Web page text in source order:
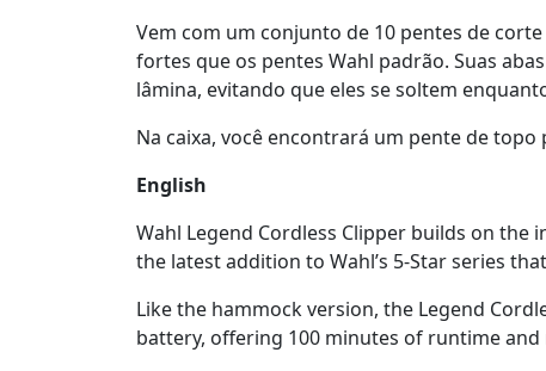
Vem com um conjunto de 10 pentes de
fortes que os pentes Wahl padrão. Suas
lâmina, evitando que eles se soltem
Na caixa, você encontrará um pente de
English
Wahl Legend Cordless Clipper builds on
the latest addition to Wahl’s 5-Star series
Like the hammock version, the Legend
battery, offering 100 minutes of runtime